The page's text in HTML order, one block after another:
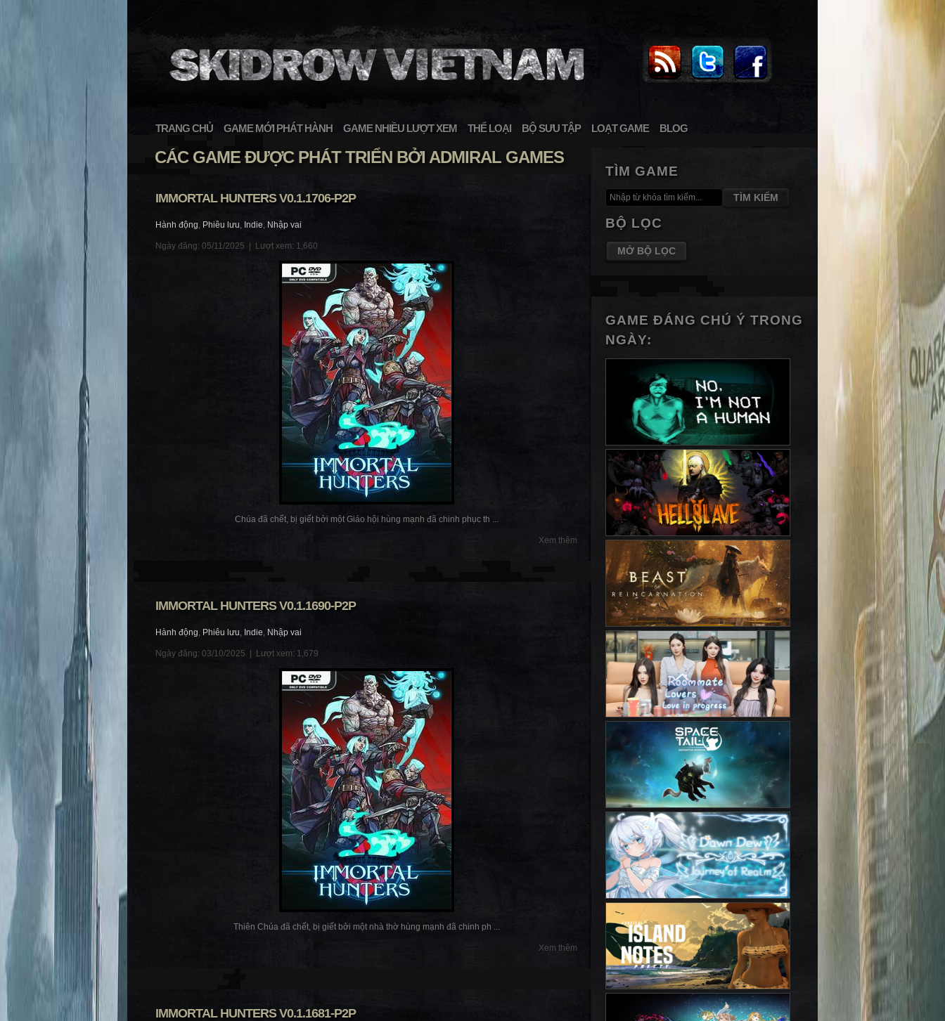
TRANG CHỦ GAME MỚI PHÁT HÀNH GAME NHIỀU LƯỢT XEM THỂ LOẠI BỘ SƯU TẬP LOẠT GAME BLOG
CÁC GAME ĐƯỢC PHÁT TRIỂN BỞI ADMIRAL GAMES
IMMORTAL HUNTERS V0.1.1706-P2P
Hành động, Phiêu lưu, Indie, Nhập vai
Ngày đăng: 05/11/2025 | Lượt xem: 1,660
Chúa đã chết, bị giết bởi một Giáo hội hùng mạnh đã chinh phục th ...
Xem thêm
IMMORTAL HUNTERS V0.1.1690-P2P
Hành động, Phiêu lưu, Indie, Nhập vai
Ngày đăng: 03/10/2025 | Lượt xem: 1,679
Thiên Chúa đã chết, bị giết bởi một nhà thờ hùng mạnh đã chinh ph ...
Xem thêm
IMMORTAL HUNTERS V0.1.1681-P2P
TÌM GAME
TÌM KIẾM
BỘ LỌC
MỞ BỘ LỌC
GAME ĐÁNG CHÚ Ý TRONG
NGÀY: